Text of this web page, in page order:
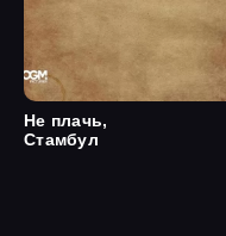
Не плачь,
Стамбул